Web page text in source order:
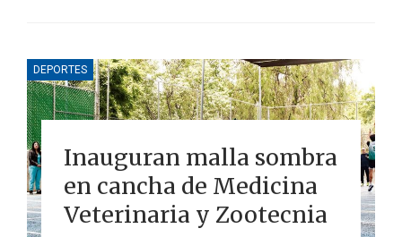
DEPORTES
Inauguran malla sombra
en cancha de Medicina
Veterinaria y Zootecnia